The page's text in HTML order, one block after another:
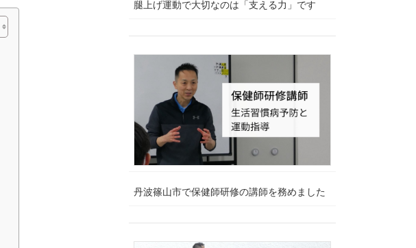
腿上げ運動で大切なのは「支える力」です
丹波篠山市で保健師研修の講師を務めました